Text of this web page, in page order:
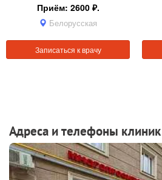
Приём: 2600 ₽.
Белорусская
Записаться к врачу
Адреса и телефоны клиник